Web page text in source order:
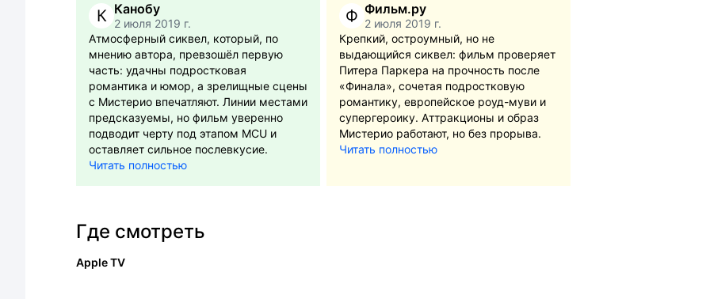
К Канобу
2 июля 2019 г.
Атмосферный сиквел, который, по
мнению автора, превзошёл первую
часть: удачны подростковая
романтика и юмор, а зрелищные сцены
с Мистерио впечатляют. Линии местами
предсказуемы, но фильм уверенно
подводит черту под этапом MCU и
оставляет сильное послевкусие.
Читать полностью
Ф Фильм.ру
2 июля 2019 г.
Крепкий, остроумный, но не
выдающийся сиквел: фильм проверяет
Питера Паркера на прочность после
«Финала», сочетая подростковую
романтику, европейское роуд-муви и
супергероику. Аттракционы и образ
Мистерио работают, но без прорыва.
Читать полностью
Где смотреть
Apple TV